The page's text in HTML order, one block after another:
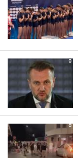
0
0